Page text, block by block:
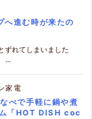
へ進む時が来たの
ずれてしまいました
...
家電
べで手軽に鍋や煮
「HOT DISH coc